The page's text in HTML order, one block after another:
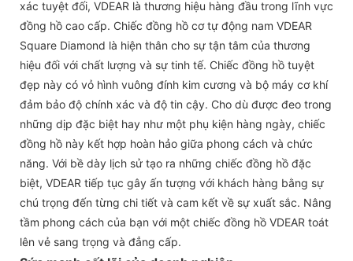
xác tuyệt đối, VDEAR là thương hiệu hàng đầu trong lĩnh vực
đồng hồ cao cấp. Chiếc đồng hồ cơ tự động nam VDEAR
Square Diamond là hiện thân cho sự tận tâm của thương
hiệu đối với chất lượng và sự tinh tế. Chiếc đồng hồ tuyệt
đẹp này có vỏ hình vuông đính kim cương và bộ máy cơ khí
đảm bảo độ chính xác và độ tin cậy. Cho dù được đeo trong
những dịp đặc biệt hay như một phụ kiện hàng ngày, chiếc
đồng hồ này kết hợp hoàn hảo giữa phong cách và chức
năng. Với bề dày lịch sử tạo ra những chiếc đồng hồ đặc
biệt, VDEAR tiếp tục gây ấn tượng với khách hàng bằng sự
chú trọng đến từng chi tiết và cam kết về sự xuất sắc. Nâng
tầm phong cách của bạn với một chiếc đồng hồ VDEAR toát
lên vẻ sang trọng và đẳng cấp.